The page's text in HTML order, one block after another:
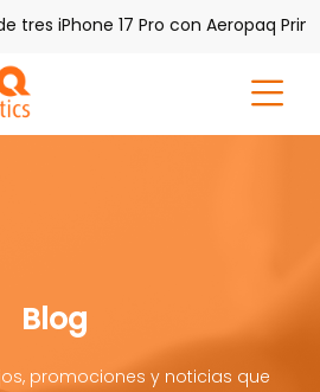
iPhone 17 Pro con Aeropaq Prime
Blog
promociones y noticias que